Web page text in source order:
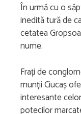
În urmă cu o
inedită tură de
cetatea
nume.
Frați de
munții Ciucaș
interesante
potecilor